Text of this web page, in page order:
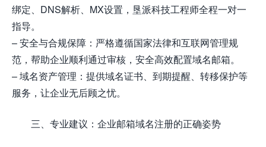
绑定、DNS解析、MX设置，垦派科技工程师全程一对一
指导。
– 安全与合规保障：严格遵循国家法律和互联网管理规
范，帮助企业顺利通过审核，安全高效配置域名邮箱。
– 域名资产管理：提供域名证书、到期提醒、转移保护等
服务，让企业无后顾之忧。
三、专业建议：企业邮箱域名注册的正确姿势